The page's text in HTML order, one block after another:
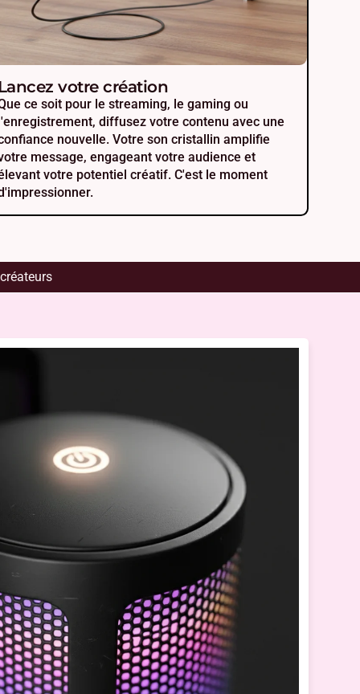
votre création
ce soit pour le streaming, le gaming ou
diffusez votre contenu avec une
nouvelle. Votre son cristallin amplifie
message, engageant votre audience et
votre potentiel créatif. C'est le moment